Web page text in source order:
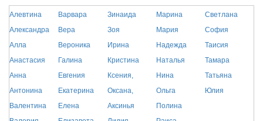
Алевтина
Александра
Алла
Анастасия
Анна
Антонина
Валентина
Варвара
Вера
Вероника
Галина
Евгения
Екатерина
Елена
Зинаида
Зоя
Ирина
Кристина
Ксения,
Оксана,
Аксинья
Марина
Мария
Надежда
Наталья
Нина
Ольга
Полина
Светлана
София
Таисия
Тамара
Татьяна
Юлия